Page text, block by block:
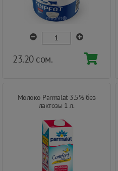
23.20 сом.
Молоко Parmalat 3.5% без
лактозы 1 л.